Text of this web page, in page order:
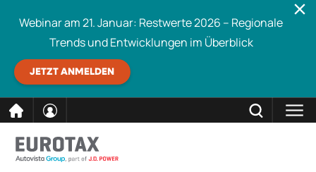
Webinar am 21. Januar: Restwerte 2026 – Regionale
Trends und Entwicklungen im Überblick
JETZT ANMELDEN